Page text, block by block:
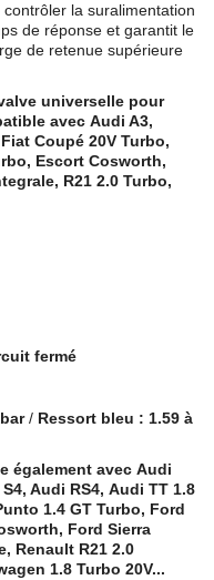
contrôler la suralimentation
de réponse et garantit le
de retenue supérieure
universelle pour
avec Audi A3,
Fiat Coupé 20V Turbo,
Escort Cosworth,
R21 2.0 Turbo,
fermé
/ Ressort bleu : 1.59 à
également avec Audi
Audi RS4, Audi TT 1.8
1.4 GT Turbo, Ford
Ford Sierra
Renault R21 2.0
1.8 Turbo 20V...